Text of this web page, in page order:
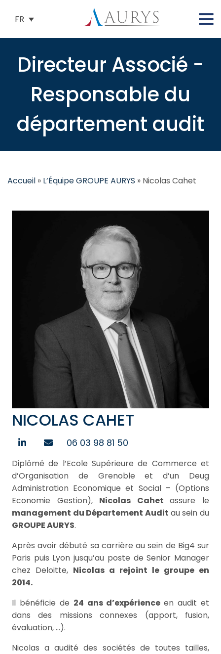
FR
Directeur Associé -
Responsable du
département audit
Accueil » L’Équipe GROUPE AURYS » Nicolas Cahet
NICOLAS CAHET
06 03 98 81 50
Diplômé de l’Ecole Supérieure de Commerce et
d’Organisation de Grenoble et d’un Deug
Administration Economique et Social – (Options
Economie Gestion), Nicolas Cahetassure le
management du Département Audit au sein du
GROUPE AURYS.
Après avoir débuté sa carrière au sein de Big4 sur
Paris puis Lyon jusqu’au poste de Senior Manager
chez Deloitte, Nicolas a rejoint le groupe en
2014.
Il bénéficie de 24 ans d’expérienceen audit et
dans des missions connexes (apport, fusion,
évaluation, …).
Nicolas a audité des sociétés de toutes tailles,